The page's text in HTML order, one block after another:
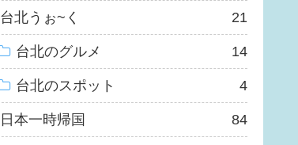
台北うぉ~く 21
台北のグルメ 14
台北のスポット 4
日本一時帰国 84